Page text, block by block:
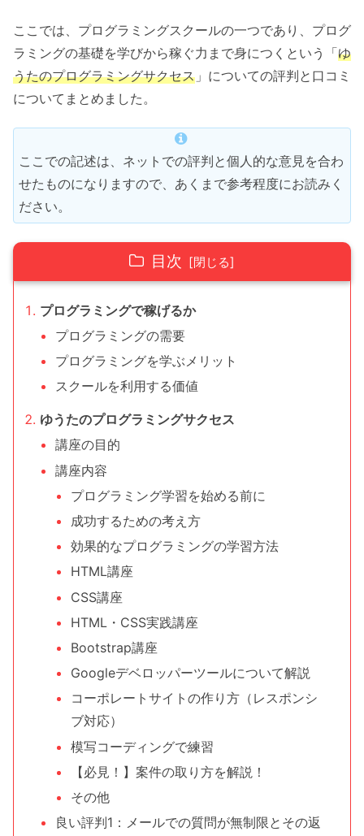
ここでは、プログラミングスクールの一つであり、プログ
ラミングの基礎を学びから稼ぐ力まで身につくという「ゆ
うたのプログラミングサクセス 」についての評判と口コミ
についてまとめました。
ここでの記述は、ネットでの評判と個人的な意見を合わ
せたものになりますので、あくまで参考程度にお読みく
ださい。
目次
プログラミングで稼げるか
プログラミングの需要
プログラミングを学ぶメリット
スクールを利用する価値
ゆうたのプログラミングサクセス
講座の目的
講座内容
プログラミング学習を始める前に
成功するための考え方
効果的なプログラミングの学習方法
HTML講座
CSS講座
HTML・CSS実践講座
Bootstrap講座
Googleデベロッパーツールについて解説
コーポレートサイトの作り方（レスポンシ
ブ対応）
模写コーディングで練習
【必見！】案件の取り方を解説！
その他
良い評判1：メールでの質問が無制限とその返